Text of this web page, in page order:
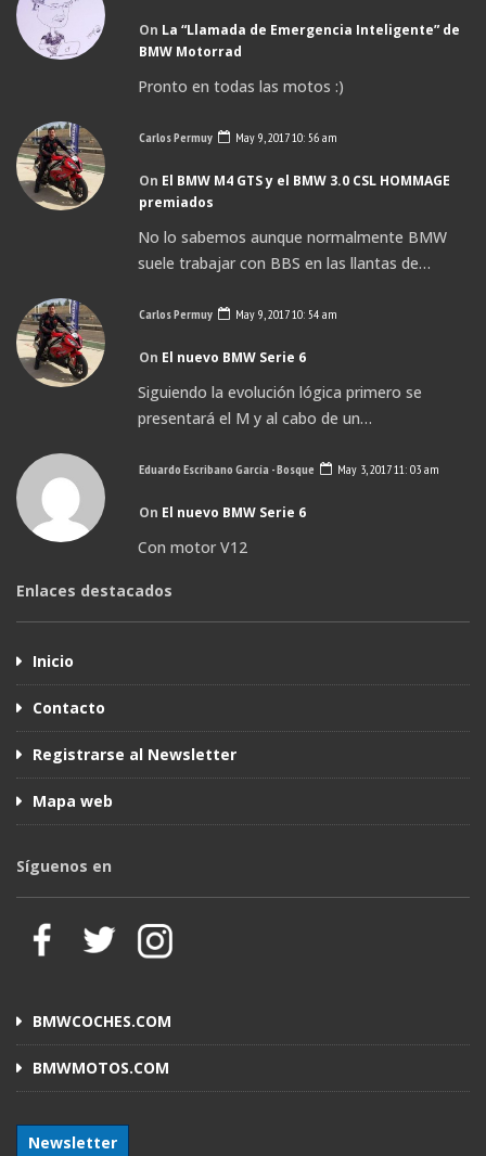
On La “Llamada de Emergencia Inteligente” de
BMW Motorrad
Pronto en todas las motos :)
Carlos Permuy May 9, 2017 10: 56 am
On El BMW M4 GTS y el BMW 3.0 CSL HOMMAGE
premiados
No lo sabemos aunque normalmente BMW
suele trabajar con BBS en las llantas de…
Carlos Permuy May 9, 2017 10: 54 am
On El nuevo BMW Serie 6
Siguiendo la evolución lógica primero se
presentará el M y al cabo de un…
Eduardo Escribano García - Bosque May 3, 2017 11: 03 am
On El nuevo BMW Serie 6
Con motor V12
Enlaces destacados
Inicio
Contacto
Registrarse al Newsletter
Mapa web
Síguenos en
BMWCOCHES.COM
BMWMOTOS.COM
Newsletter